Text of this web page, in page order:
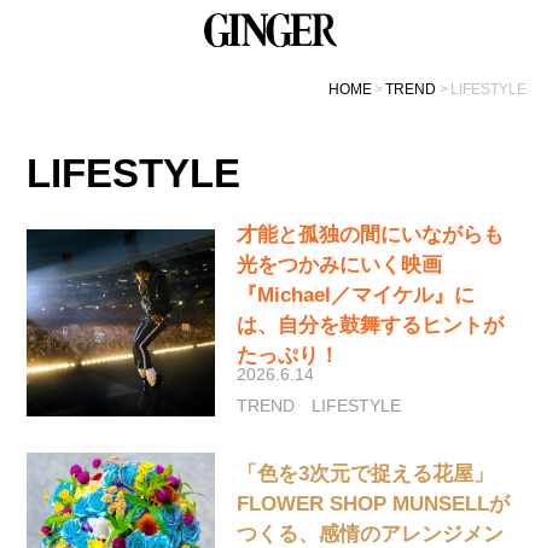
HOME TREND LIFESTYLE
LIFESTYLE
才能と孤独の間にいながらも
光をつかみにいく映画
『Michael／マイケル』に
は、自分を鼓舞するヒントが
たっぷり！
2026.6.14
TREND
LIFESTYLE
「色を3次元で捉える花屋」
FLOWER SHOP MUNSELLが
つくる、感情のアレンジメン